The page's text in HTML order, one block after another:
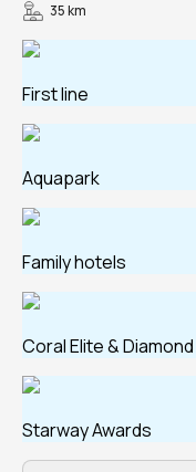
35 km
First line
Aquapark
Family hotels
Coral Elite &
Starway Awards